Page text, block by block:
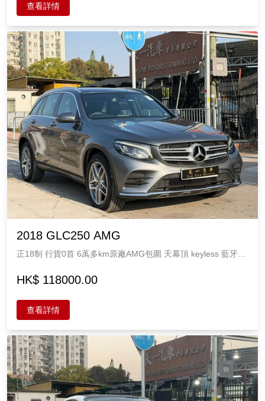
查看詳情
2018 GLC250 AMG
正18制 行貨0首 6萭多km原廠AMG包圍 天幕頂 keyless 藍牙後
HK$ 118000.00
查看詳情